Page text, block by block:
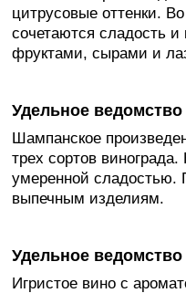
цитрусовые оттенки.
сочетаются сладость и
фруктами, сырами и
Удельное
Шампанское
трех сортов
умеренной сладостью.
выпечным изделиям.
Удельное
Игристое вино с